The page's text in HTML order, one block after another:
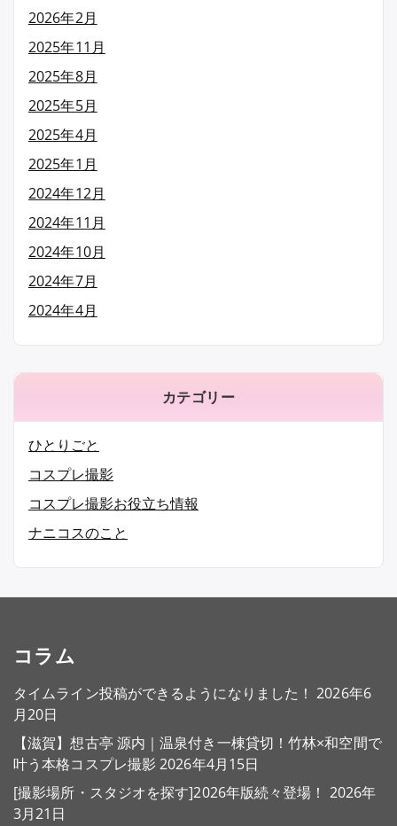
2026年2月
2025年11月
2025年8月
2025年5月
2025年4月
2025年1月
2024年12月
2024年11月
2024年10月
2024年7月
2024年4月
カテゴリー
ひとりごと
コスプレ撮影
コスプレ撮影お役立ち情報
ナニコスのこと
コラム
タイムライン投稿ができるようになりました！ 2026年6
月20日
【滋賀】想古亭 源内｜温泉付き一棟貸切！竹林×和空間で
叶う本格コスプレ撮影 2026年4月15日
[撮影場所・スタジオを探す]2026年版続々登場！ 2026年
3月21日